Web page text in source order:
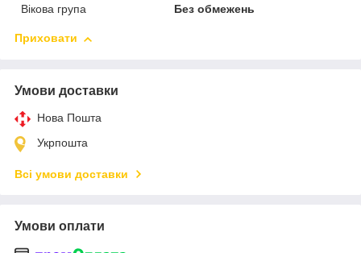
Вікова група
Без обмежень
Приховати
Умови доставки
Нова Пошта
Укрпошта
Всі умови доставки
Умови оплати